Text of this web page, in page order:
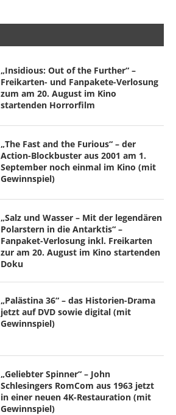
„Insidious: Out of the Further“ –
Freikarten- und Fanpakete-Verlosung
zum am 20. August im Kino
startenden Horrorfilm
„The Fast and the Furious“ – der
Action-Blockbuster aus 2001 am 1.
September noch einmal im Kino (mit
Gewinnspiel)
„Salz und Wasser – Mit der legendären
Polarstern in die Antarktis“ –
Fanpaket-Verlosung inkl. Freikarten
zur am 20. August im Kino startenden
Doku
„Palästina 36“ – das Historien-Drama
jetzt auf DVD sowie digital (mit
Gewinnspiel)
„Geliebter Spinner“ – John
Schlesingers RomCom aus 1963 jetzt
in einer neuen 4K-Restauration (mit
Gewinnspiel)